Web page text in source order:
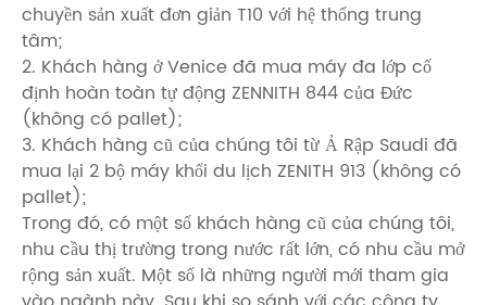
chuyền sản xuất đơn giản T10 với hệ thống trung
tâm;
2. Khách hàng ở Venice đã mua máy đa lớp cố
định hoàn toàn tự động ZENNITH 844 của Đức
(không có pallet);
3. Khách hàng cũ của chúng tôi từ Ả Rập Saudi đã
mua lại 2 bộ máy khối du lịch ZENITH 913 (không có
pallet);
Trong đó, có một số khách hàng cũ của chúng tôi,
nhu cầu thị trường trong nước rất lớn, có nhu cầu mở
rộng sản xuất. Một số là những người mới tham gia